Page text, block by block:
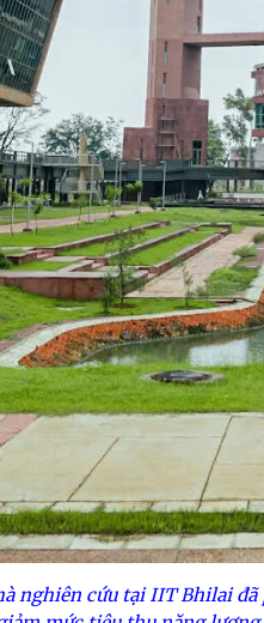
nghiên cứu tại IIT Bhilai